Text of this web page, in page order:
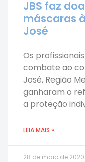
JBS faz
máscaras
José
Os
combate ao
José, Região
ganharam o
a proteção
LEIA MAIS »
28 de maio de 2020